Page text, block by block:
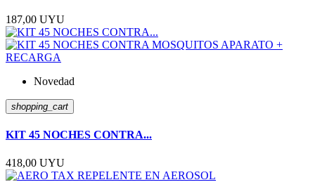
187,00 UYU
Novedad
shopping_cart
KIT 45 NOCHES CONTRA...
418,00 UYU